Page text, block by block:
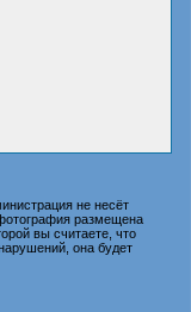
не несёт
размещена
вы считаете, что
она будет